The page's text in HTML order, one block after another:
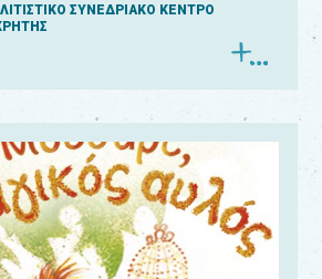
ΣΥΝΕΔΡΙΑΚΟ ΚΕΝΤΡΟ